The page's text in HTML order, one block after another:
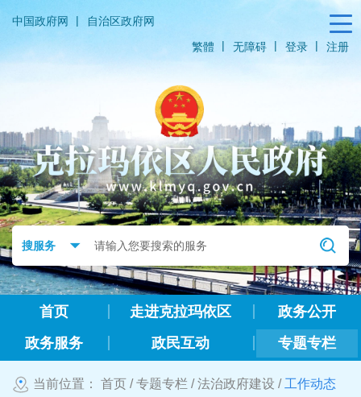
中国政府网 |
自治区政府网
繁體
| 无障碍 | 登录 | 注册
首页 走进克拉玛依区
政务公开
政务服务
政民互动 专题专栏
当前位置： 首页 /专题专栏 /法治政府建设 / 工作动态